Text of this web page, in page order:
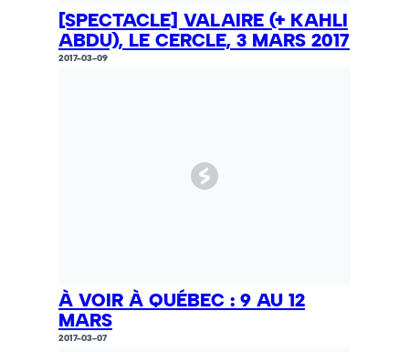
[SPECTACLE] VALAIRE (+ KAHLI
ABDU), LE CERCLE, 3 MARS 2017
2017-03-09
À VOIR À QUÉBEC : 9 AU 12
MARS
2017-03-07